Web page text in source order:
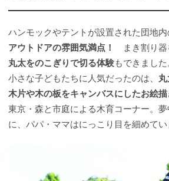
ハンモックやテントが設置された団地内
アウトドアの雰囲気満点！
まき割り器
丸太をのこぎりで切る体験もできました
小さな子どもたちに人気だったのは、
木片や木の板をキャンバスにしたお絵描
東京・森と市庭による木育コーナー。
に、パパ・ママはにっこり目を細めてい